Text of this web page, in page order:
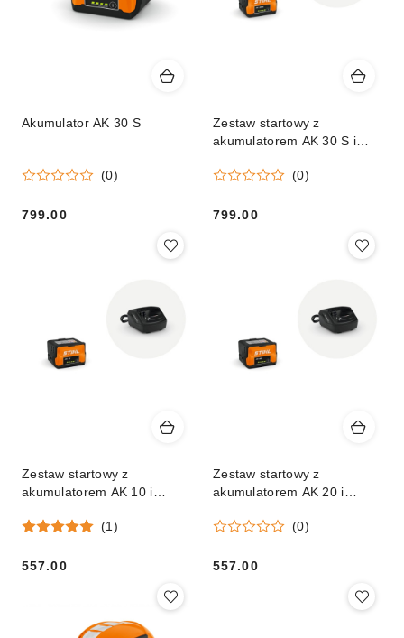
Akumulator AK 30 S
(0)
Cena:
799.00
Zestaw startowy z
akumulatorem AK 30 S i
(0)
Cena:
799.00
Zestaw startowy z
akumulatorem AK 10 i
(1)
557.00
Zestaw startowy z
akumulatorem AK 20 i
(0)
557.00